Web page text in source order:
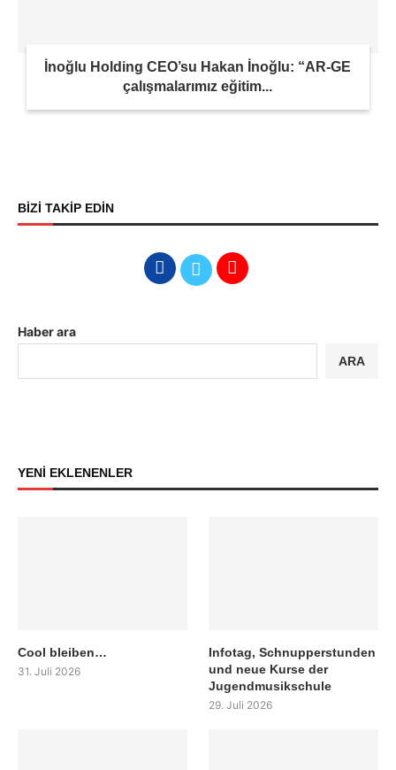
İnoğlu Holding CEO’su Hakan İnoğlu: “AR-GE
çalışmalarımız eğitim...
BİZİ TAKİP EDİN
Haber ara
ARA
YENİ EKLENENLER
Cool bleiben…
31. Juli 2026
Infotag, Schnupperstunden
und neue Kurse der
Jugendmusikschule
29. Juli 2026